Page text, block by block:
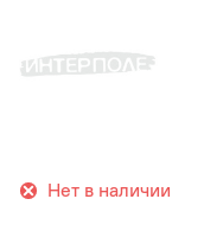
Нет в наличии